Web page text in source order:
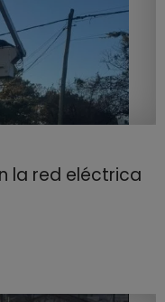
la red eléctrica